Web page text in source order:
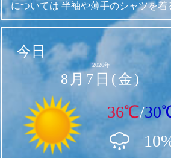
については 半袖や薄手のシャツを着
今日
2026年
8月7日(金)
36℃/